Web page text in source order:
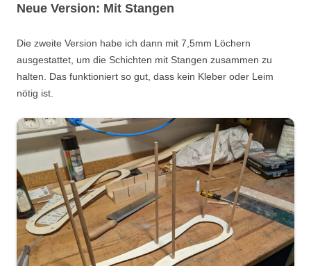
Neue Version: Mit Stangen
Die zweite Version habe ich dann mit 7,5mm Löchern
ausgestattet, um die Schichten mit Stangen zusammen zu
halten. Das funktioniert so gut, dass kein Kleber oder Leim
nötig ist.